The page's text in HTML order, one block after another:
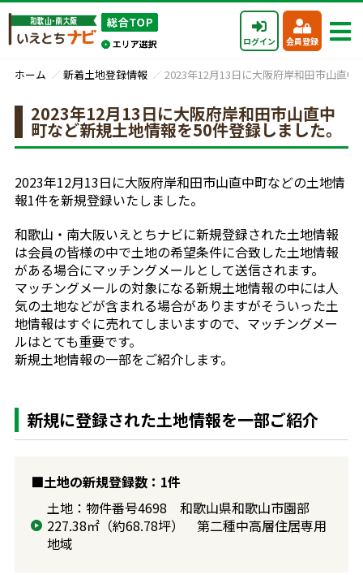
ログイン 会員登録
ホーム 新着土地登録情報 2023年12月13日に大阪府岸和田市山直
2023年12月13日に大阪府岸和田市山直中
町など新規土地情報を50件登録しました。
2023年12月13日に大阪府岸和田市山直中町などの土地情
報1件を新規登録いたしました。
和歌山・南大阪いえとちナビに新規登録された土地情報
は会員の皆様の中で土地の希望条件に合致した土地情報
がある場合にマッチングメールとして送信されます。
マッチングメールの対象になる新規土地情報の中には人
気の土地などが含まれる場合がありますがそういった土
地情報はすぐに売れてしまいますので、マッチングメー
ルはとても重要です。
新規土地情報の一部をご紹介します。
新規に登録された土地情報を一部ご紹介
■土地の新規登録数：1件
土地：物件番号4698 和歌山県和歌山市園部
227.38㎡（約68.78坪） 第二種中高層住居専用
地域